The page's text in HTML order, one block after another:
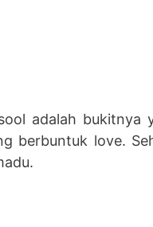
adalah
berbuntuk love.